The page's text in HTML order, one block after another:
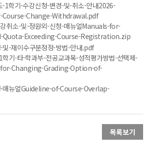
1학기-수강신청-변경-및-취소-안내2026-
Change-Withdrawal.pdf
취소-및-정원외-신청-매뉴얼Manuals-for-
Quota-Exceeding-Course-Registration.zip
및-재이수구분정정-방법-안내.pdf
기-타-학과부-전공교과목-성적평가방법-선택제-
for-Changing-Grading-Option-of-
-매뉴얼Guideline-of-Course-Overlap-
목록보기